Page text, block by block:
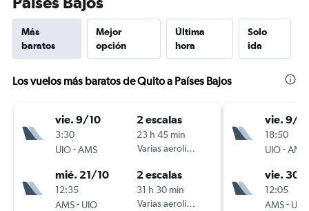
Más
baratos
Mejor
opción
Última
hora
Solo
ida
Los vuelos más baratos de Quito a Países Bajos
vie. 9/10
3:30
UIO-AMS
2 escalas
23 h 45 min
Varias aerolíneas
mié. 21/10
12:35
AMS- UIO
2 escalas
31 h 30 min
Varias aerolíneas
vie. 9/
18:50
UIO-AMS
vie. 30/
12:05
AMS- UIO